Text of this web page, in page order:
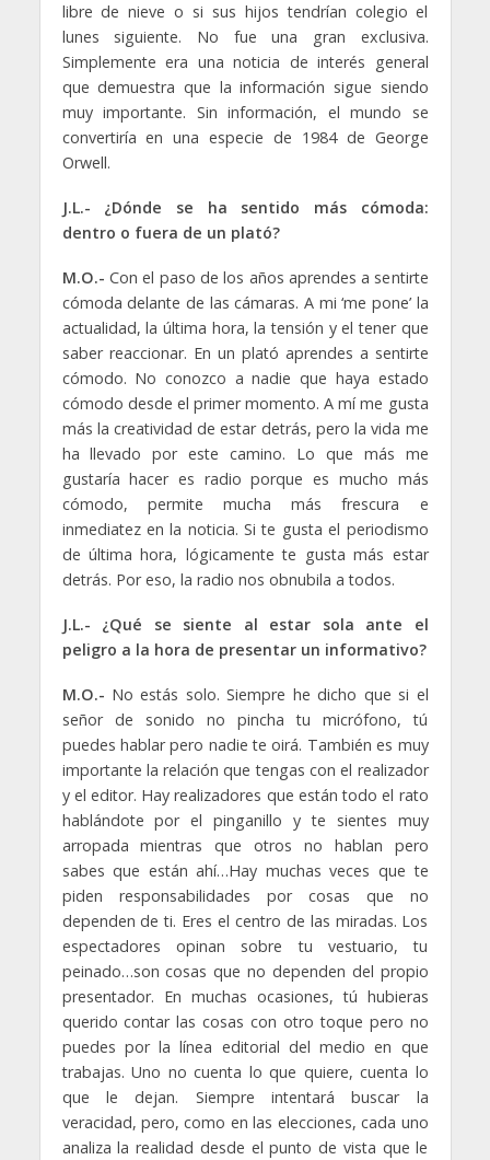
libre de nieve o si sus hijos tendrían colegio el
lunes siguiente. No fue una gran exclusiva.
Simplemente era una noticia de interés general
que demuestra que la información sigue siendo
muy importante. Sin información, el mundo se
convertiría en una especie de 1984 de George
Orwell.
J.L.- ¿Dónde se ha sentido más cómoda:
dentro o fuera de un plató?
M.O.- Con el paso de los años aprendes a sentirte
cómoda delante de las cámaras. A mi ‘me pone’ la
actualidad, la última hora, la tensión y el tener que
saber reaccionar. En un plató aprendes a sentirte
cómodo. No conozco a nadie que haya estado
cómodo desde el primer momento. A mí me gusta
más la creatividad de estar detrás, pero la vida me
ha llevado por este camino. Lo que más me
gustaría hacer es radio porque es mucho más
cómodo, permite mucha más frescura e
inmediatez en la noticia. Si te gusta el periodismo
de última hora, lógicamente te gusta más estar
detrás. Por eso, la radio nos obnubila a todos.
J.L.- ¿Qué se siente al estar sola ante el
peligro a la hora de presentar un informativo?
M.O.- No estás solo. Siempre he dicho que si el
señor de sonido no pincha tu micrófono, tú
puedes hablar pero nadie te oirá. También es muy
importante la relación que tengas con el realizador
y el editor. Hay realizadores que están todo el rato
hablándote por el pinganillo y te sientes muy
arropada mientras que otros no hablan pero
sabes que están ahí…Hay muchas veces que te
piden responsabilidades por cosas que no
dependen de ti. Eres el centro de las miradas. Los
espectadores opinan sobre tu vestuario, tu
peinado…son cosas que no dependen del propio
presentador. En muchas ocasiones, tú hubieras
querido contar las cosas con otro toque pero no
puedes por la línea editorial del medio en que
trabajas. Uno no cuenta lo que quiere, cuenta lo
que le dejan. Siempre intentará buscar la
veracidad, pero, como en las elecciones, cada uno
analiza la realidad desde el punto de vista que le